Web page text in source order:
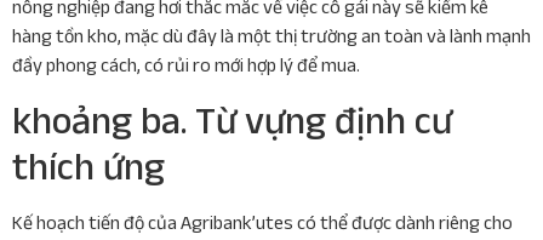
nông nghiệp đang hơi thắc mắc về việc cô gái này sẽ kiểm kê
hàng tồn kho, mặc dù đây là một thị trường an toàn và lành mạnh
đầy phong cách, có rủi ro mới hợp lý để mua.
khoảng ba. Từ vựng định cư
thích ứng
Kế hoạch tiến độ của Agribank’utes có thể được dành riêng cho